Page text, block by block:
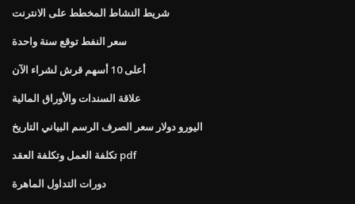
شريط النشاط المخطط على الانترنت
سعر النفط توقع سنة واحدة
أعلى 10 أسهم قرش لشراء الآن
علاقة السندات والأوراق المالية
اليورو دولار سعر الصرف الرسم البياني التاريخ
تكلفة العمل وتكلفة العقد pdf
دورات التداول الماهرة